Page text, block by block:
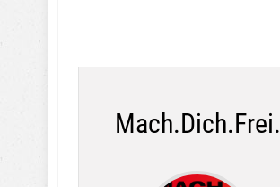
Mach.Dich.Frei.